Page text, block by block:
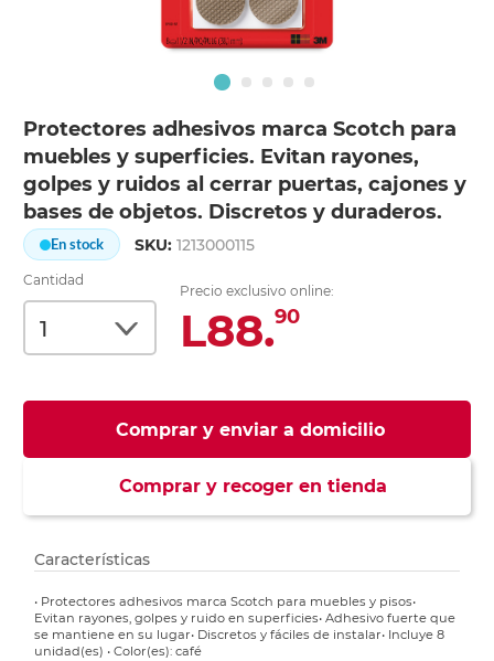
Protectores adhesivos marca Scotch para
muebles y superficies. Evitan rayones,
golpes y ruidos al cerrar puertas, cajones y
bases de objetos. Discretos y duraderos.
En stock SKU:1213000115
Cantidad
Precio exclusivo online:
L88.90
Comprar y enviar a domicilio
Comprar y recoger en tienda
Características
• Protectores adhesivos marca Scotch para muebles y pisos•
Evitan rayones, golpes y ruido en superficies• Adhesivo fuerte que
se mantiene en su lugar• Discretos y fáciles de instalar• Incluye 8
unidad(es) • Color(es): café